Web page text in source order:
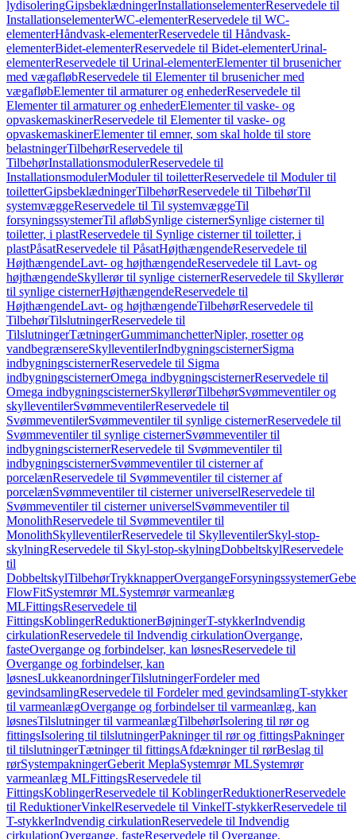
lydisoleringGipsbeklædningerInstallationselementerReservedele til
InstallationselementerWC-elementerReservedele til WC-
elementerHåndvask-elementerReservedele til Håndvask-
elementerBidet-elementerReservedele til Bidet-elementerUrinal-
elementerReservedele til Urinal-elementerElementer til brusenicher
med vægafløbReservedele til Elementer til brusenicher med
vægafløbElementer til armaturer og enhederReservedele til
Elementer til armaturer og enhederElementer til vaske- og
opvaskemaskinerReservedele til Elementer til vaske- og
opvaskemaskinerElementer til emner, som skal holde til store
belastningerTilbehørReservedele til
TilbehørInstallationsmodulerReservedele til
InstallationsmodulerModuler til toiletterReservedele til Moduler til
toiletterGipsbeklædningerTilbehørReservedele til TilbehørTil
systemvæggeReservedele til Til systemvæggeTil
forsyningssystemerTil afløbSynlige cisternerSynlige cisterner til
toiletter, i plastReservedele til Synlige cisterner til toiletter, i
plastPåsatReservedele til PåsatHøjthængendeReservedele til
HøjthængendeLavt- og højthængendeReservedele til Lavt- og
højthængendeSkyllerør til synlige cisternerReservedele til Skyllerør
til synlige cisternerHøjthængendeReservedele til
HøjthængendeLavt- og højthængendeTilbehørReservedele til
TilbehørTilslutningerReservedele til
TilslutningerTætningerGummimanchetterNipler, rosetter og
vandbegrænsereSkylleventilerIndbygningscisternerSigma
indbygningscisternerReservedele til Sigma
indbygningscisternerOmega indbygningscisternerReservedele til
Omega indbygningscisternerSkyllerørTilbehørSvømmeventiler og
skylleventilerSvømmeventilerReservedele til
SvømmeventilerSvømmeventiler til synlige cisternerReservedele til
Svømmeventiler til synlige cisternerSvømmeventiler til
indbygningscisternerReservedele til Svømmeventiler til
indbygningscisternerSvømmeventiler til cisterner af
porcelænReservedele til Svømmeventiler til cisterner af
porcelænSvømmeventiler til cisterner universelReservedele til
Svømmeventiler til cisterner universelSvømmeventiler til
MonolithReservedele til Svømmeventiler til
MonolithSkylleventilerReservedele til SkylleventilerSkyl-stop-
skylningReservedele til Skyl-stop-skylningDobbeltskylReservedele
til
DobbeltskylTilbehørTrykknapperOvergangeForsyningssystemer
FlowFitSystemrør MLSystemrør varmeanlæg
MLFittingsReservedele til
FittingsKoblingerReduktionerBøjningerT-stykkerIndvendig
cirkulationReservedele til Indvendig cirkulationOvergange,
fasteOvergange og forbindelser, kan løsnesReservedele til
Overgange og forbindelser, kan
løsnesLukkeanordningerTilslutningerFordeler med
gevindsamlingReservedele til Fordeler med gevindsamlingT-stykker
til varmeanlægOvergange og forbindelser til varmeanlæg, kan
løsnesTilslutninger til varmeanlægTilbehørIsolering til rør og
fittingsIsolering til tilslutningerPakninger til rør og fittingsPakninger
til tilslutningerTætninger til fittingsAfdækninger til rørBeslag til
rørSystempakningerGeberit MeplaSystemrør MLSystemrør
varmeanlæg MLFittingsReservedele til
FittingsKoblingerReservedele til KoblingerReduktionerReservedele
til ReduktionerVinkelReservedele til VinkelT-stykkerReservedele til
T-stykkerIndvendig cirkulationReservedele til Indvendig
cirkulationOvergange, fasteReservedele til Overgange,